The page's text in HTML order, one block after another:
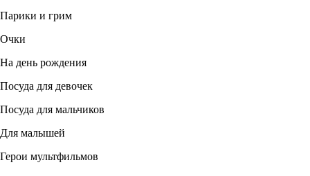
Парики и грим
Очки
На день рождения
Посуда для девочек
Посуда для мальчиков
Для малышей
Герои мультфильмов